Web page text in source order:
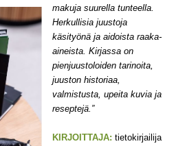
makuja suurella tunteella.
Herkullisia juustoja
käsityönä ja aidoista raaka-
aineista. Kirjassa on
pienjuustoloiden tarinoita,
juuston historiaa,
valmistusta, upeita kuvia ja
reseptejä.”
KIRJOITTAJA:tietokirjailija